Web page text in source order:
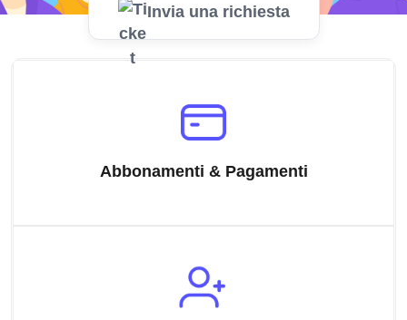
Invia una richiesta
Abbonamenti & Pagamenti